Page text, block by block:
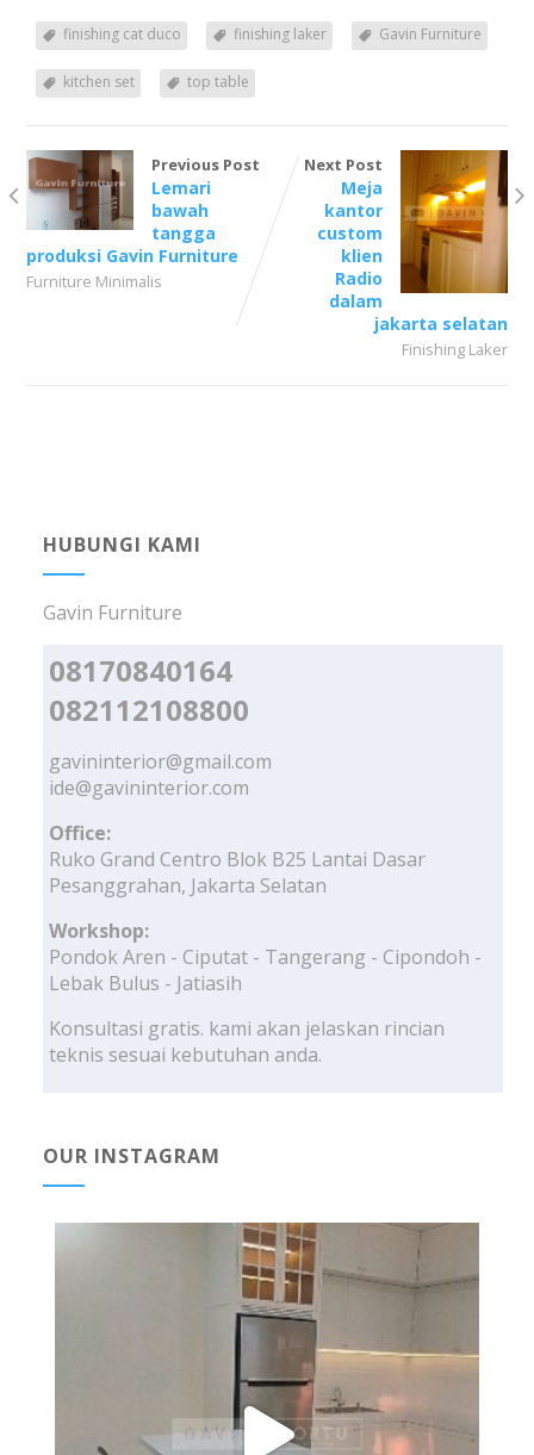
finishing cat duco finishing laker Gavin Furniture
kitchen set top table
Previous Post
Lemari
bawah
tangga
produksi Gavin Furniture
Furniture Minimalis
Next Post
Meja
kantor
custom
klien
Radio
dalam
jakarta selatan
Finishing Laker
HUBUNGI KAMI
Gavin Furniture
08170840164
082112108800
gavininterior@gmail.com
ide@gavininterior.com
Office:
Ruko Grand Centro Blok B25 Lantai Dasar
Pesanggrahan, Jakarta Selatan
Workshop:
Pondok Aren - Ciputat - Tangerang - Cipondoh -
Lebak Bulus - Jatiasih
Konsultasi gratis. kami akan jelaskan rincian
teknis sesuai kebutuhan anda.
OUR INSTAGRAM